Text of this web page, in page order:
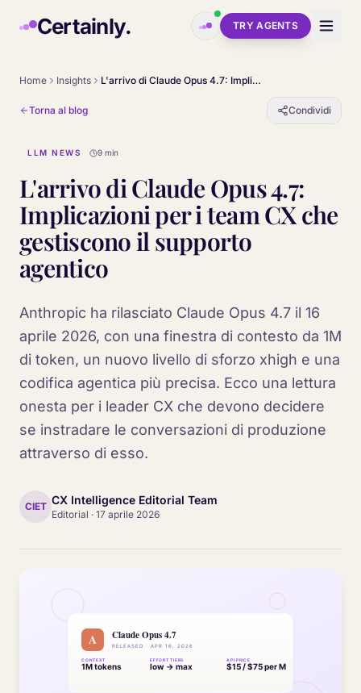
Certainly. TRY AGENTS
Home Insights L'arrivo di Claude Opus 4.7: Implicazioni per i team CX che gestiscono il supporto agentico
Torna al blog Condividi
LLM NEWS 9 min
L'arrivo di Claude Opus 4.7:
Implicazioni per i team CX che
gestiscono il supporto
agentico
Anthropic ha rilasciato Claude Opus 4.7 il 16
aprile 2026, con una finestra di contesto da 1M
di token, un nuovo livello di sforzo xhigh e una
codifica agentica più precisa. Ecco una lettura
onesta per i leader CX che devono decidere
se instradare le conversazioni di produzione
attraverso di esso.
CIET CX Intelligence Editorial Team
Editorial · 17 aprile 2026